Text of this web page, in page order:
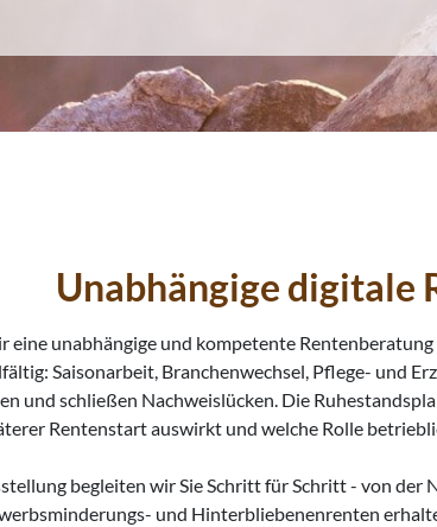
Unabhängige digitale
eine unabhängige und kompetente
Saisonarbeit, Branchenwechsel, Pflege- und
und schließen Nachweislücken. Die
Rentenstart auswirkt und welche Rolle
begleiten wir Sie Schritt für Schritt - von
und Hinterbliebenenrenten